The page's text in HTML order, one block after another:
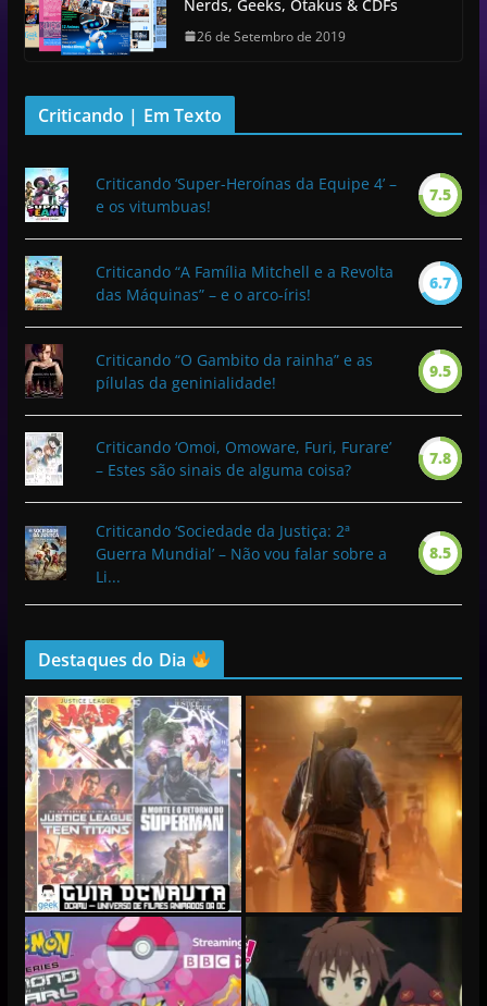
Nerds, Geeks, Otakus & CDFs
26 de Setembro de 2019
Criticando | Em Texto
Criticando ‘Super-Heroínas da Equipe 4’ –
e os vitumbuas!
7.5
Criticando “A Família Mitchell e a Revolta
das Máquinas” – e o arco-íris!
6.7
Criticando “O Gambito da rainha” e as
pílulas da geninialidade!
9.5
Criticando ‘Omoi, Omoware, Furi, Furare’
– Estes são sinais de alguma coisa?
7.8
Criticando ‘Sociedade da Justiça: 2ª
Guerra Mundial’ – Não vou falar sobre a
Li...
8.5
Destaques do Dia